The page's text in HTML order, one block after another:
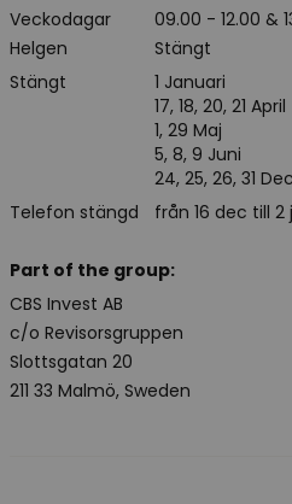
Veckodagar
09.00 - 12.00 &
Helgen
Stängt
Stängt
Telefon stängd
1 Januari
17, 18, 20, 21 April
1, 29 Maj
5, 8, 9 Juni
24, 25, 26, 31
från 16 dec till 2
Part of the group:
CBS Invest AB
c/o Revisorsgruppen
Slottsgatan 20
211 33 Malmö, Sweden